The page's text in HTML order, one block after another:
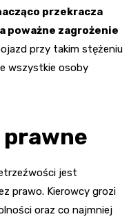
przekracza
poważne zagrożenie
przy takim stężeniu
wszystkie osoby
prawne
jest
prawo. Kierowcy grozi
oraz co najmniej